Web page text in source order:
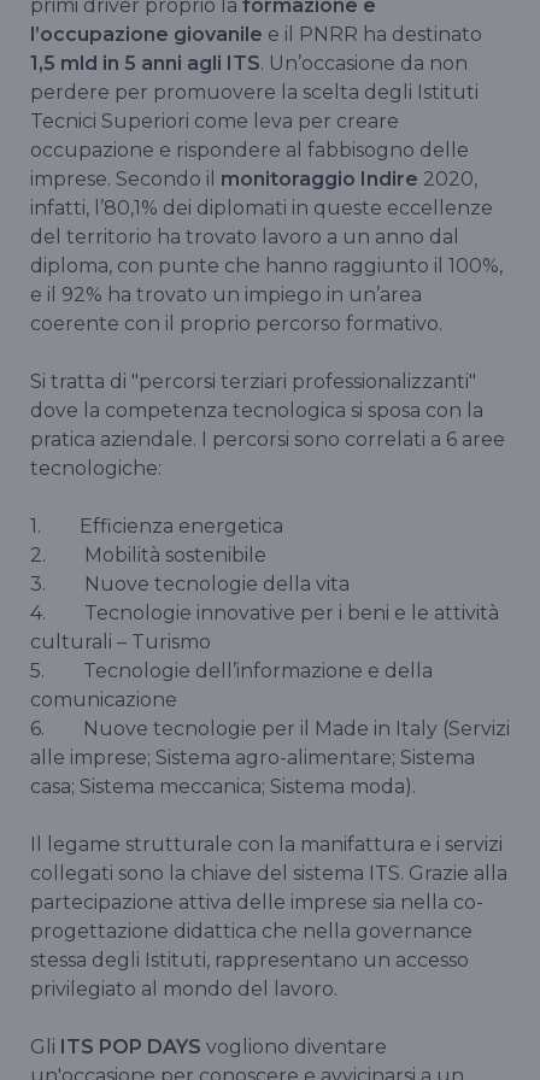
primi driver proprio la formazione e
l’occupazione giovanile e il PNRR ha destinato
1,5 mld in 5 anni agli ITS. Un’occasione da non
perdere per promuovere la scelta degli Istituti
Tecnici Superiori come leva per creare
occupazione e rispondere al fabbisogno delle
imprese. Secondo il monitoraggio Indire 2020,
infatti, l’80,1% dei diplomati in queste eccellenze
del territorio ha trovato lavoro a un anno dal
diploma, con punte che hanno raggiunto il 100%,
e il 92% ha trovato un impiego in un’area
coerente con il proprio percorso formativo.
Si tratta di "percorsi terziari professionalizzanti"
dove la competenza tecnologica si sposa con la
pratica aziendale. I percorsi sono correlati a 6 aree
tecnologiche:
1. Efficienza energetica
2. Mobilità sostenibile
3. Nuove tecnologie della vita
4. Tecnologie innovative per i beni e le attività
culturali – Turismo
5. Tecnologie dell’informazione e della
comunicazione
6. Nuove tecnologie per il Made in Italy (Servizi
alle imprese; Sistema agro-alimentare; Sistema
casa; Sistema meccanica; Sistema moda).
Il legame strutturale con la manifattura e i servizi
collegati sono la chiave del sistema ITS. Grazie alla
partecipazione attiva delle imprese sia nella co-
progettazione didattica che nella governance
stessa degli Istituti, rappresentano un accesso
privilegiato al mondo del lavoro.
Gli ITS POP DAYS vogliono diventare